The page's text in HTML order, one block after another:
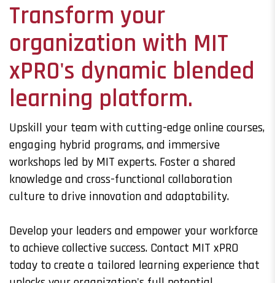
Transform your
organization with MIT
xPRO's dynamic blended
learning platform.
Upskill your team with cutting-edge online courses,
engaging hybrid programs, and immersive
workshops led by MIT experts. Foster a shared
knowledge and cross-functional collaboration
culture to drive innovation and adaptability.
Develop your leaders and empower your workforce
to achieve collective success. Contact MIT xPRO
today to create a tailored learning experience that